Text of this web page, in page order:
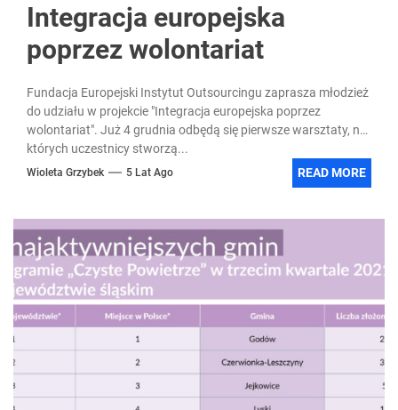
Integracja europejska
poprzez wolontariat
Fundacja Europejski Instytut Outsourcingu zaprasza młodzież
do udziału w projekcie "Integracja europejska poprzez
wolontariat". Już 4 grudnia odbędą się pierwsze warsztaty, na
których uczestnicy stworzą...
Wioleta Grzybek 5 Lat Ago READ MORE